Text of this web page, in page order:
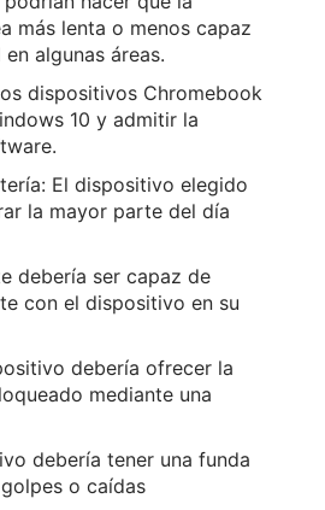
más lenta o menos capaz
algunas áreas.
dispositivos Chromebook
10 y admitir la
El dispositivo elegido
la mayor parte del día
debería ser capaz de
con el dispositivo en su
debería ofrecer la
mediante una
debería tener una funda
o caídas